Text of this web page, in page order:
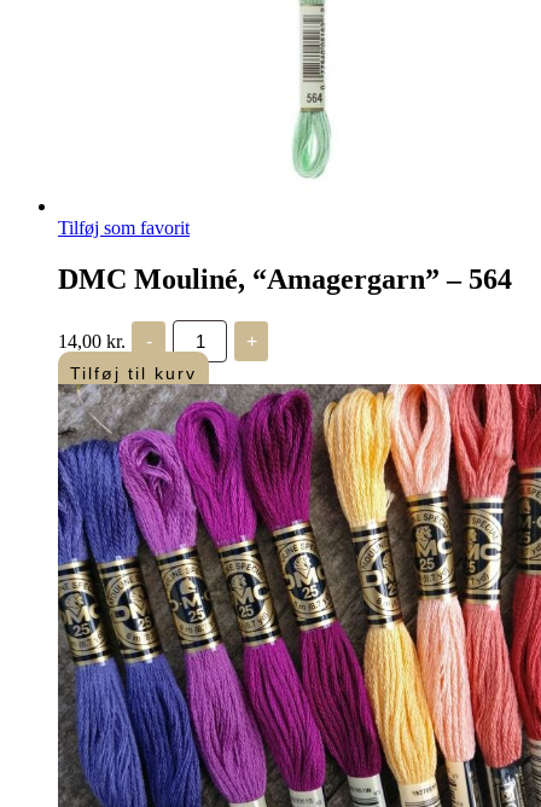
Tilføj som favorit
DMC Mouliné, “Amagergarn” – 564
14,00 kr. -
DMC
Mouliné,
“Amagergarn”
-
564
antal
+
Tilføj til kurv